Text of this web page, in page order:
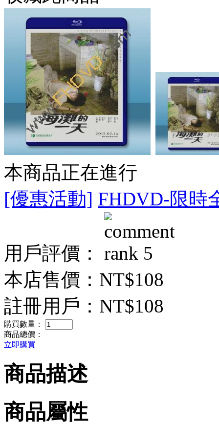
本商品正在進行
[優惠活動] FHDVD-限時
用戶評價：
本店售價： NT$108
註冊用戶： NT$108
購買數量：
商品總價：
立即購買
商品描述
商品屬性